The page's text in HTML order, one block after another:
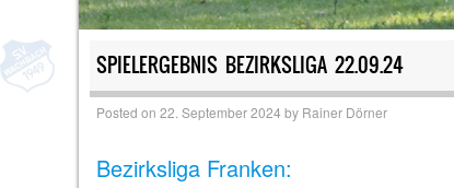
SPIELERGEBNIS BEZIRKSLIGA 22.09.24
Posted on 22. September 2024 by Rainer Dörner
Bezirksliga Franken: